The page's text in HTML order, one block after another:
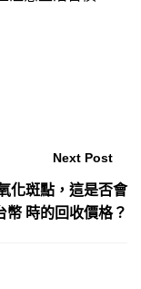
Next Post
化斑點，這是否會
幣 時的回收價格？